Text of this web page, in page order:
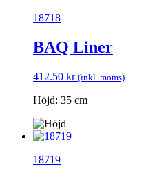
18718
BAQ Liner
412.50 kr (inkl. moms)
Höjd: 35 cm
18719